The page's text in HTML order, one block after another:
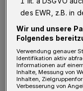
Oberbarmen /
vom
Wuppertal sind
verstärkt in den
des EWR, z.B. in
Wir und unsere
Folgendes
Verwendung genauer
Identifikation aktiv
Informationen auf
Inhalte, Messung von
Inhalten,
Verbesserung von